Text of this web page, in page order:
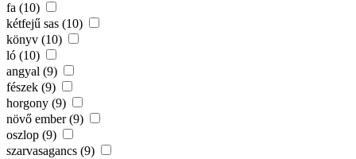
fa (10)
kétfejű sas (10)
könyv (10)
ló (10)
angyal (9)
fészek (9)
horgony (9)
növő ember (9)
oszlop (9)
szarvasagancs (9)